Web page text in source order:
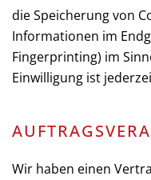
die Speicherung von
Informationen im
Fingerprinting) im
Einwilligung ist
Wir haben einen